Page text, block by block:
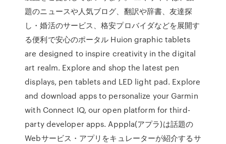
題のニュースや人気ブログ、翻訳や辞書、友達探
し・婚活のサービス、格安プロバイダなどを展開す
る便利で安心のポータル Huion graphic tablets
are designed to inspire creativity in the digital
art realm. Explore and shop the latest pen
displays, pen tablets and LED light pad. Explore
and download apps to personalize your Garmin
with Connect IQ, our open platform for third-
party developer apps. Apppla(アプラ)は話題の
Webサービス・アプリをキュレーターが紹介するサ